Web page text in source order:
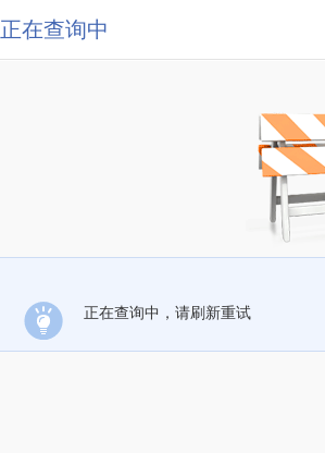
正在查询中
正在查询中，请刷新重试